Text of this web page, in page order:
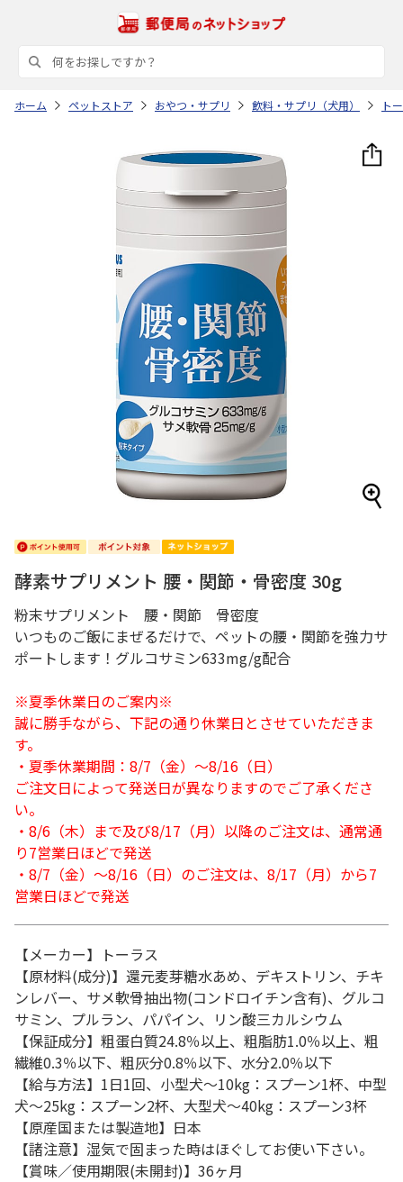
ホーム ペットストア おやつ・サプリ 飲料・サプリ（犬用） ト
酵素サプリメント 腰・関節・骨密度 30g
粉末サプリメント 腰・関節 骨密度
いつものご飯にまぜるだけで、ペットの腰・関節を強力サ
ポートします！グルコサミン633mg/g配合
※夏季休業日のご案内※
誠に勝手ながら、下記の通り休業日とさせていただきま
す。
・夏季休業期間：8/7（金）～8/16（日）
ご注文日によって発送日が異なりますのでご了承くださ
い。
・8/6（木）まで及び8/17（月）以降のご注文は、通常通
り7営業日ほどで発送
・8/7（金）～8/16（日）のご注文は、8/17（月）から7
営業日ほどで発送
【メーカー】トーラス
【原材料(成分)】還元麦芽糖水あめ、デキストリン、チキ
ンレバー、サメ軟骨抽出物(コンドロイチン含有)、グルコ
サミン、プルラン、パパイン、リン酸三カルシウム
【保証成分】粗蛋白質24.8％以上、粗脂肪1.0％以上、粗
繊維0.3％以下、粗灰分0.8％以下、水分2.0％以下
【給与方法】1日1回、小型犬～10kg：スプーン1杯、中型
犬～25kg：スプーン2杯、大型犬～40kg：スプーン3杯
【原産国または製造地】日本
【諸注意】湿気で固まった時はほぐしてお使い下さい。
【賞味／使用期限(未開封)】36ヶ月